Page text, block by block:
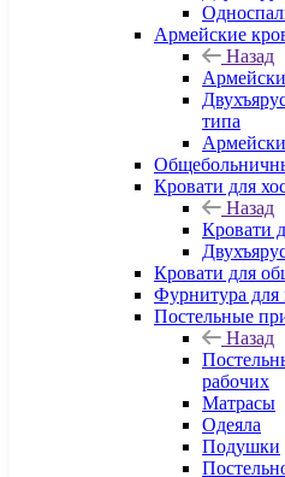
Армейские
Назад
типа
Кровати для
Назад
Кровати
Кровати для
Фурнитура для
Постельные
Назад
рабочих
Матрасы
Одеяла
Подушки